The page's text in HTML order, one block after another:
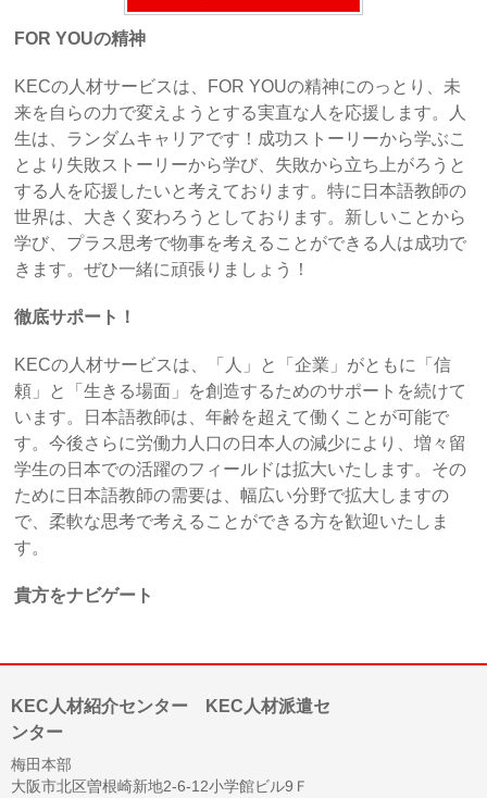
FOR YOUの精神
KECの人材サービスは、FOR YOUの精神にのっとり、未
来を自らの力で変えようとする実直な人を応援します。人
生は、ランダムキャリアです！成功ストーリーから学ぶこ
とより失敗ストーリーから学び、失敗から立ち上がろうと
する人を応援したいと考えております。特に日本語教師の
世界は、大きく変わろうとしております。新しいことから
学び、プラス思考で物事を考えることができる人は成功で
きます。ぜひ一緒に頑張りましょう！
徹底サポート！
KECの人材サービスは、「人」と「企業」がともに「信
頼」と「生きる場面」を創造するためのサポートを続けて
います。日本語教師は、年齢を超えて働くことが可能で
す。今後さらに労働力人口の日本人の減少により、増々留
学生の日本での活躍のフィールドは拡大いたします。その
ために日本語教師の需要は、幅広い分野で拡大しますの
で、柔軟な思考で考えることができる方を歓迎いたしま
す。
貴方をナビゲート
KEC人材紹介センター KEC人材派遣セ
ンター
梅田本部
大阪市北区曽根崎新地2-6-12小学館ビル9Ｆ